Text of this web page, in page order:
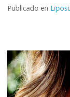
Publicado en